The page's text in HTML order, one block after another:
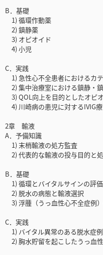
B．基礎
1) 循環作動薬
2) 鎮静薬
3) オピオイド
4) 小児
C．実践
1) 急性心不全患者におけるカ
2) 集中治療室における鎮静・
3) QOL向上を目的としたオピ
4) 川崎病の患児に対するIVIG
2章 輸液
A．予備知識
1) 末梢輸液の処方監査
2) 代表的な輸液の投与目的と
B．基礎
1) 循環とバイタルサインの評価
2) 脱水の病態と輸液選択
3) 浮腫（うっ血性心不全症例
C．実践
1) バイタル異常のある脱水症
2) 胸水貯留を起こしたうっ血